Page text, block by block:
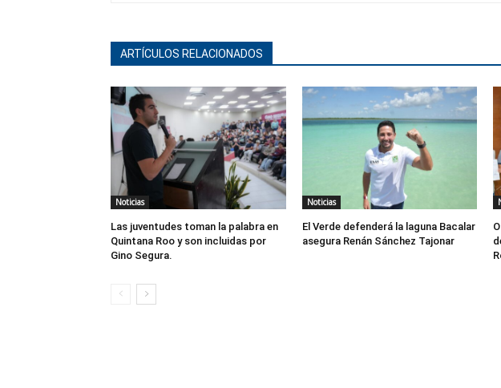
ARTÍCULOS RELACIONADOS
Noticias
Las juventudes toman la palabra en
Quintana Roo y son incluidas por
Gino Segura.
Noticias
El Verde defenderá la laguna Bacalar
asegura Renán Sánchez Tajonar